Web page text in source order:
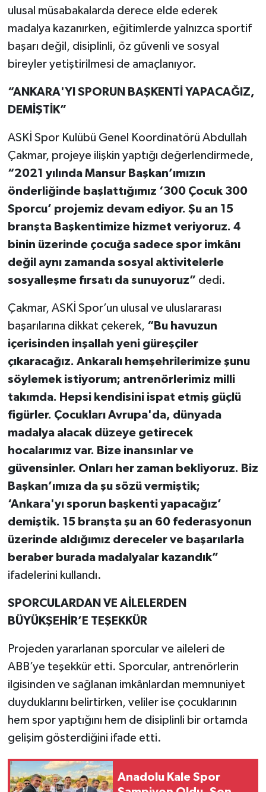
ulusal müsabakalarda derece elde ederek
madalya kazanırken, eğitimlerde yalnızca sportif
başarı değil, disiplinli, öz güvenli ve sosyal
bireyler yetiştirilmesi de amaçlanıyor.
“ANKARA'YI SPORUN BAŞKENTİ YAPACAĞIZ,
DEMİŞTİK”
ASKİ Spor Kulübü Genel Koordinatörü Abdullah
Çakmar, projeye ilişkin yaptığı değerlendirmede,
“2021 yılında Mansur Başkan’ımızın
önderliğinde başlattığımız ‘300 Çocuk 300
Sporcu’ projemiz devam ediyor. Şu an 15
branşta Başkentimize hizmet veriyoruz. 4
binin üzerinde çocuğa sadece spor imkânı
değil aynı zamanda sosyal aktivitelerle
sosyalleşme fırsatı da sunuyoruz” dedi.
Çakmar, ASKİ Spor’un ulusal ve uluslararası
başarılarına dikkat çekerek, “Bu havuzun
içerisinden inşallah yeni güreşçiler
çıkaracağız. Ankaralı hemşehrilerimize şunu
söylemek istiyorum; antrenörlerimiz milli
takımda. Hepsi kendisini ispat etmiş güçlü
figürler. Çocukları Avrupa'da, dünyada
madalya alacak düzeye getirecek
hocalarımız var. Bize inansınlar ve
güvensinler. Onları her zaman bekliyoruz. Biz
Başkan’ımıza da şu sözü vermiştik;
‘Ankara'yı sporun başkenti yapacağız’
demiştik. 15 branşta şu an 60 federasyonun
üzerinde aldığımız dereceler ve başarılarla
beraber burada madalyalar kazandık”
ifadelerini kullandı.
SPORCULARDAN VE AİLELERDEN
BÜYÜKŞEHİR’E TEŞEKKÜR
Projeden yararlanan sporcular ve aileleri de
ABB’ye teşekkür etti. Sporcular, antrenörlerin
ilgisinden ve sağlanan imkânlardan memnuniyet
duyduklarını belirtirken, veliler ise çocuklarının
hem spor yaptığını hem de disiplinli bir ortamda
gelişim gösterdiğini ifade etti.
Anadolu Kale Spor